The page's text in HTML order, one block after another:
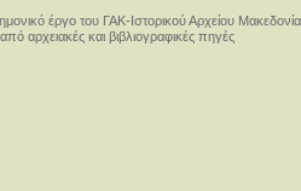
έργο του ΓΑΚ-Ιστορικού Αρχείου
αρχειακές και βιβλιογραφικές πηγές